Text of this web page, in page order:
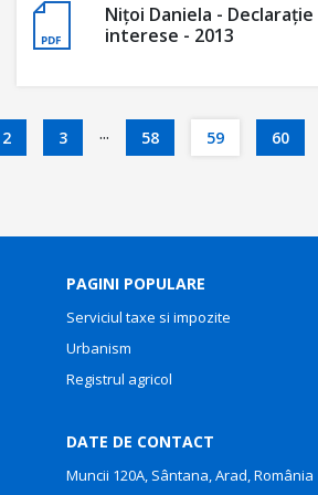
Nițoi Daniela - Declaraţie
interese - 2013
2 3 ... 58 59 60
PAGINI POPULARE
Serviciul taxe si impozite
Urbanism
Registrul agricol
DATE DE CONTACT
Muncii 120A, Sântana, Arad, România